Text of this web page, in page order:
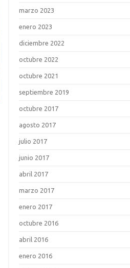
marzo 2023
enero 2023
diciembre 2022
octubre 2022
octubre 2021
septiembre 2019
octubre 2017
agosto 2017
julio 2017
junio 2017
abril 2017
marzo 2017
enero 2017
octubre 2016
abril 2016
enero 2016